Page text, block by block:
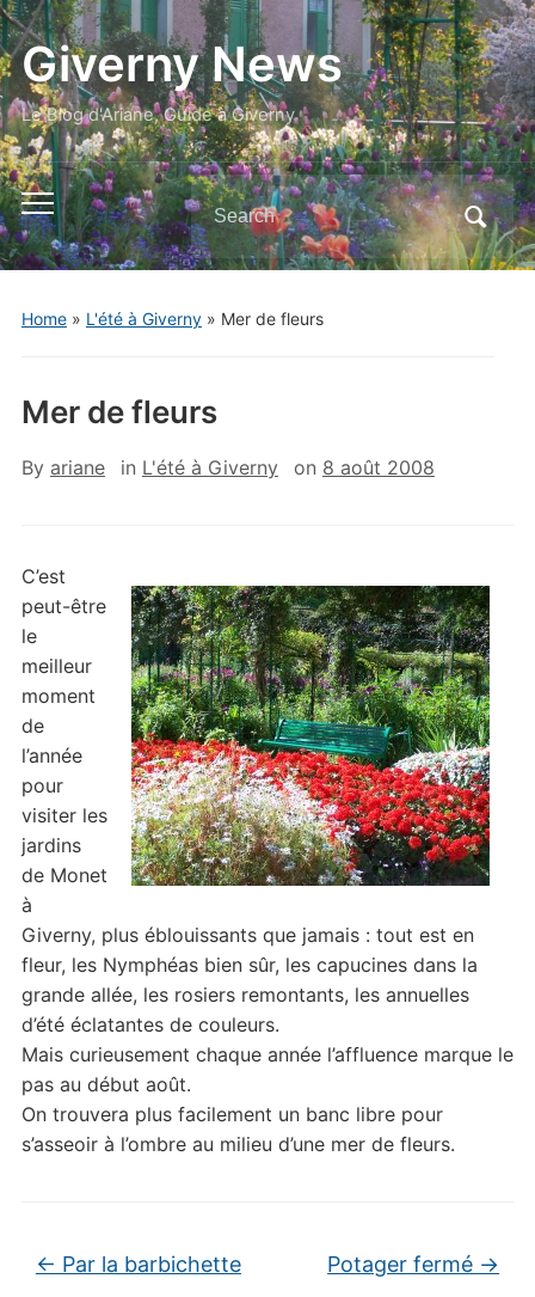
Giverny News
Le Blog d'Ariane, Guide à Giverny
Toggle
mobile
menu
Search
for:
Home» L'été à Giverny» Mer de fleurs
Mer de fleurs
By ariane in L'été à Giverny on 8 août 2008
C’est
peut-être
le
meilleur
moment
de
l’année
pour
visiter les
jardins
de Monet
à
Giverny, plus éblouissants que jamais : tout est en
fleur, les Nymphéas bien sûr, les capucines dans la
grande allée, les rosiers remontants, les annuelles
d’été éclatantes de couleurs.
Mais curieusement chaque année l’affluence marque le
pas au début août.
On trouvera plus facilement un banc libre pour
s’asseoir à l’ombre au milieu d’une mer de fleurs.
← Par la barbichette Potager fermé →